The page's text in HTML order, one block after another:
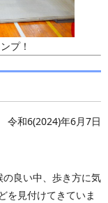
プ！
令和6(2024)年6月7日
良い中、歩き方に気
を見付けてきていま